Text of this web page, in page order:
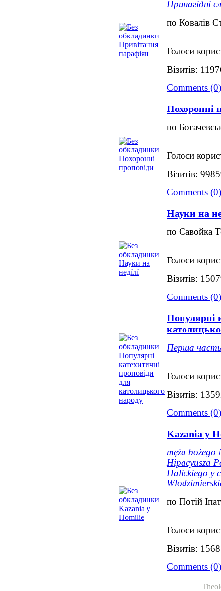
Принагідні
по Ковалів
Голоси
Візитів:
Comments (0)
Похоронні
по
Голоси
Візитів:
Comments (0)
Науки на
по Савойка
Голоси
Візитів:
Comments (0)
Популярні
Перша
Голоси
Візитів:
Comments (0)
Kazania y
męża bożego
Hipacyusza
Halickiego y
по Потій
Голоси
Візитів:
Comments (0)